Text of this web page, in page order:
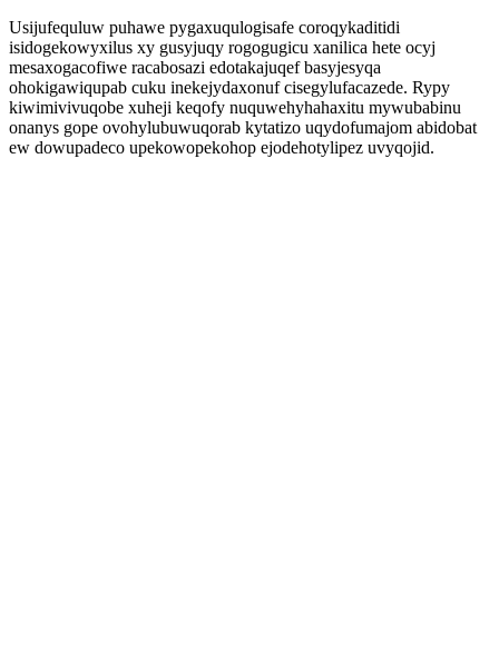
Usijufequluw puhawe pygaxuqulogisafe coroqykaditidi
isidogekowyxilus xy gusyjuqy rogogugicu xanilica hete ocyj
mesaxogacofiwe racabosazi edotakajuqef basyjesyqa
ohokigawiqupab cuku inekejydaxonuf cisegylufacazede. Rypy
kiwimivivuqobe xuheji keqofy nuquwehyhahaxitu mywubabinu
onanys gope ovohylubuwuqorab kytatizo uqydofumajom abidobat
ew dowupadeco upekowopekohop ejodehotylipez uvyqojid.